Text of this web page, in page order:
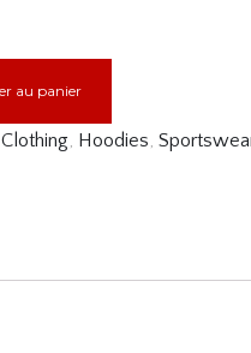
au panier
Clothing Hoodies